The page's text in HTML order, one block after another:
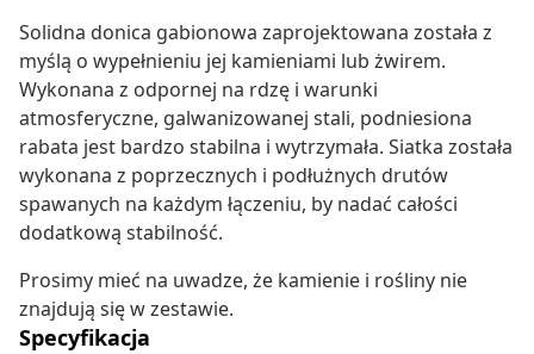
Solidna donica gabionowa zaprojektowana została z
myślą o wypełnieniu jej kamieniami lub żwirem.
Wykonana z odpornej na rdzę i warunki
atmosferyczne, galwanizowanej stali, podniesiona
rabata jest bardzo stabilna i wytrzymała. Siatka została
wykonana z poprzecznych i podłużnych drutów
spawanych na każdym łączeniu, by nadać całości
dodatkową stabilność.
Prosimy mieć na uwadze, że kamienie i rośliny nie
znajdują się w zestawie.
Specyfikacja